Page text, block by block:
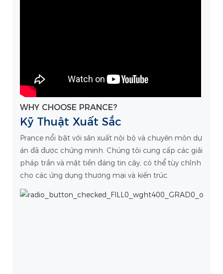
WHY CHOOSE PRANCE?
Kỹ Thuật Xuất Sắc
Prance nổi bật với sản xuất nội bộ và chuyên môn dự
án đã được chứng minh. Chúng tôi cung cấp các giải
pháp trần và mặt tiền đáng tin cậy, có thể tùy chỉnh
cho các ứng dụng thương mại và kiến ​​trúc.